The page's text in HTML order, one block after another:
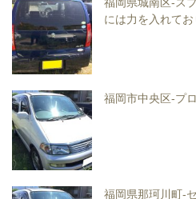
には力を入れてお
福岡市中央区-プ
福岡県那珂川町-